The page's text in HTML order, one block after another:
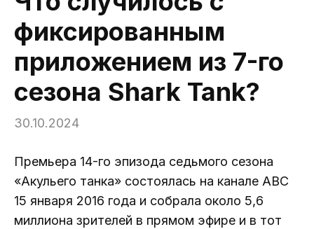
фиксированным
приложением из 7-го
сезона Shark Tank?
30.10.2024
Премьера 14-го эпизода седьмого сезона
«Акульего танка» состоялась на канале ABC
15 января 2016 года и собрала около 5,6
миллиона зрителей в прямом эфире и в тот